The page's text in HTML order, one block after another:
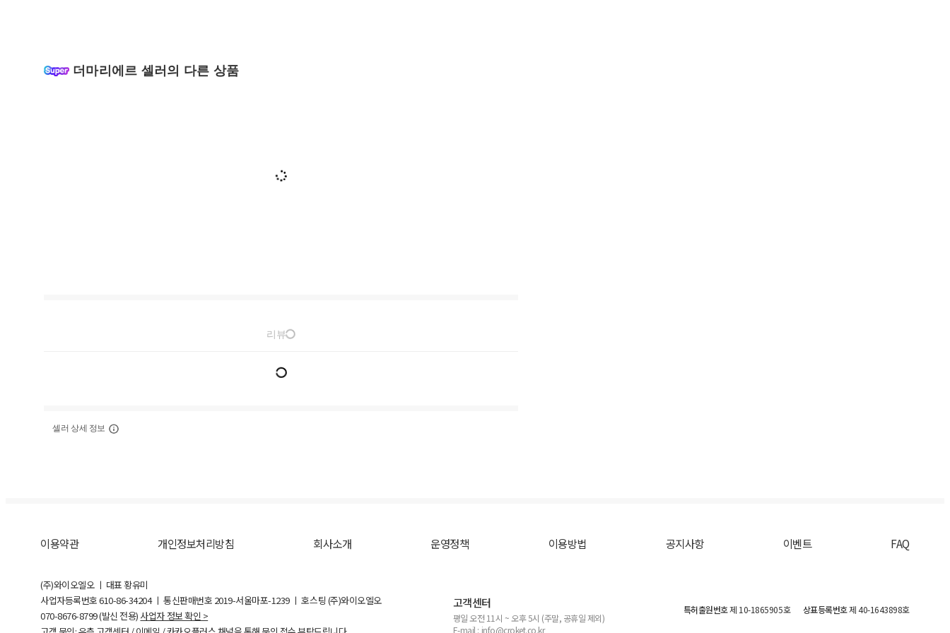
더마리에르 셀러의 다른 상품
리뷰
셀러 상세 정보
이용약관 개인정보처리방침 회사소개 운영정책 이용방법 공지사항 이벤트 FAQ
(주)와이오엘오 ㅣ 대표 황유미
사업자등록번호610-86-34204ㅣ 통신판매번호 2019-서울마포-1239 ㅣ 호스팅 (주)와이오엘오
070-8676-8799 (발신 전용) 사업자 정보 확인 >
고객센터
평일 오전 11시 ~ 오후 5시 (주말, 공휴일 제외)
E-mail : info@croket.co.kr
특허출원번호제 10-1865905호 상표등록번호제 40-1643898호